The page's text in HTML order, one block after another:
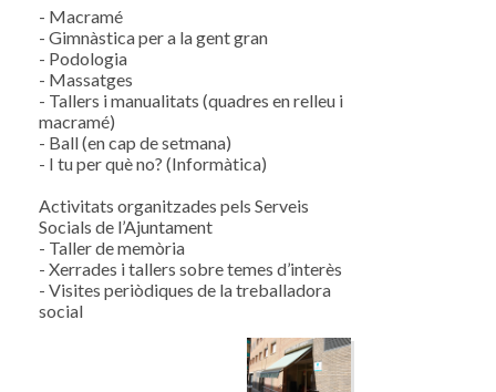
- Macramé
- Gimnàstica per a la gent gran
- Podologia
- Massatges
- Tallers i manualitats (quadres en relleu i
macramé)
- Ball (en cap de setmana)
- I tu per què no? (Informàtica)
Activitats organitzades pels Serveis
Socials de l’Ajuntament
- Taller de memòria
- Xerrades i tallers sobre temes d’interès
- Visites periòdiques de la treballadora
social